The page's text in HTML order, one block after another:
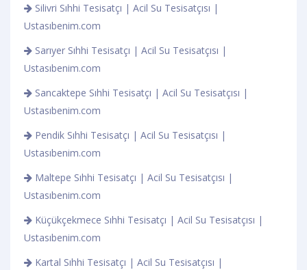
Silivri Sıhhi Tesisatçı | Acil Su Tesisatçısı |
Ustasıbenim.com
Sarıyer Sıhhi Tesisatçı | Acil Su Tesisatçısı |
Ustasıbenim.com
Sancaktepe Sıhhi Tesisatçı | Acil Su Tesisatçısı |
Ustasıbenim.com
Pendik Sıhhi Tesisatçı | Acil Su Tesisatçısı |
Ustasıbenim.com
Maltepe Sıhhi Tesisatçı | Acil Su Tesisatçısı |
Ustasıbenim.com
Küçükçekmece Sıhhi Tesisatçı | Acil Su Tesisatçısı |
Ustasıbenim.com
Kartal Sıhhi Tesisatçı | Acil Su Tesisatçısı |